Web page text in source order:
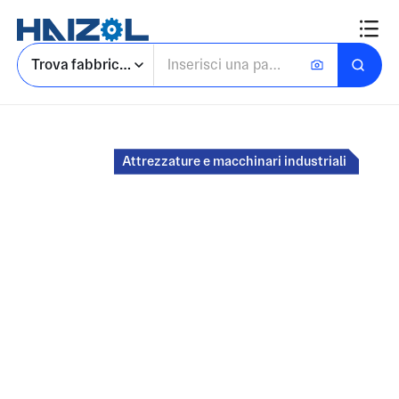
Trova fabbriche
Attrezzature e macchinari industriali